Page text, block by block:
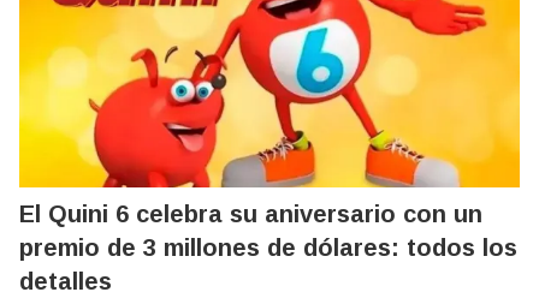
El Quini 6 celebra su aniversario con un
premio de 3 millones de dólares: todos los
detalles